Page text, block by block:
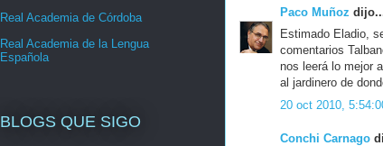
Paco Muñoz
Estimado Eladio,
comentarios
nos leerá lo mejor
al jardinero de
20 oct 2010,
Conchi Carnago
Real Academia de Córdoba
Real Academia de la Lengua
Española
BLOGS QUE SIGO